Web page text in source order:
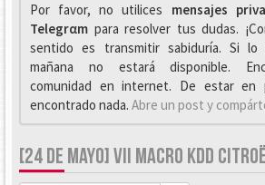
Por favor, no utilices mensajes
Telegrαm para resolver tus dudas.
sentido es transmitir sabiduría. Si lo
mañana no estará disponible.
comunidad en internet. De estar en
encontrado nada. Abre un post y
[24 DE MAYO] VII MACRO KDD